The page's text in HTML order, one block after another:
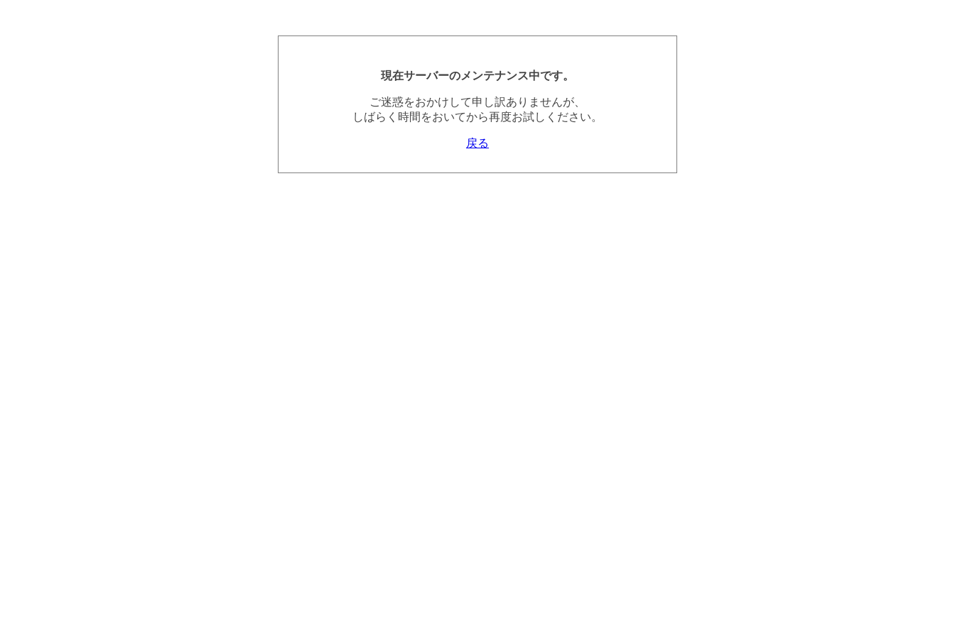
現在サーバーのメンテナンス中です。
ご迷惑をおかけして申し訳ありませんが、
しばらく時間をおいてから再度お試しください。
戻る